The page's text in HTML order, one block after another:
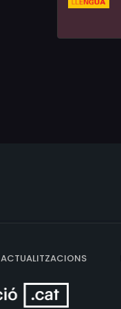
ACTUALITZACIONS